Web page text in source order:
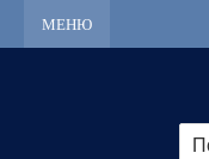
МЕНЮ